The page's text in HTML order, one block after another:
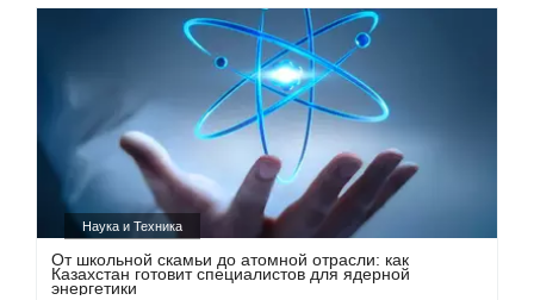
Наука и Техника
От школьной скамьи до атомной отрасли: как
Казахстан готовит специалистов для ядерной
энергетики